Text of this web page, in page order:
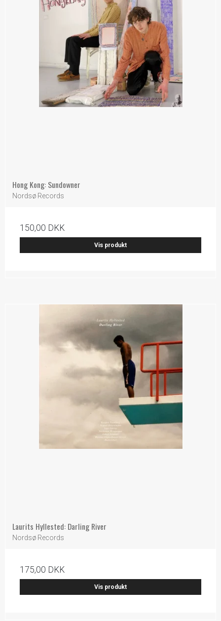
Hong Kong: Sundowner
Nordsø Records
150,00 DKK
Vis produkt
Laurits Hyllested: Darling River
Nordsø Records
175,00 DKK
Vis produkt